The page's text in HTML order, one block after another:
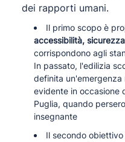
dei rapporti umani.
Il primo scopo è
accessibilità,
corrispondono agli
In passato, l'edilizia
definita un'emergenza
evidente in occasione
Puglia, quando
insegnante
Il secondo